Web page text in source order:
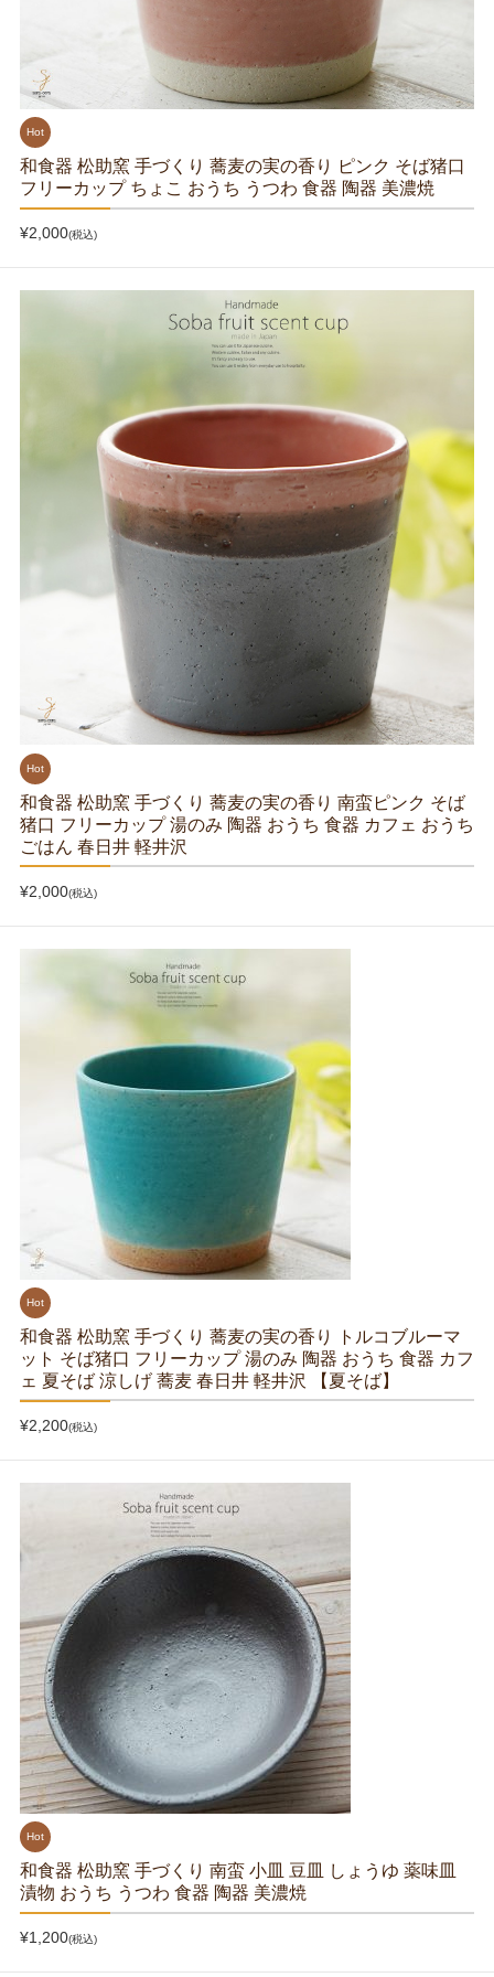
Hot
和食器 松助窯 手づくり 蕎麦の実の香り ピンク そば猪口
フリーカップ ちょこ おうち うつわ 食器 陶器 美濃焼
¥2,000(税込)
Hot
和食器 松助窯 手づくり 蕎麦の実の香り 南蛮ピンク そば
猪口 フリーカップ 湯のみ 陶器 おうち 食器 カフェ おうち
ごはん 春日井 軽井沢
¥2,000(税込)
Hot
和食器 松助窯 手づくり 蕎麦の実の香り トルコブルーマ
ット そば猪口 フリーカップ 湯のみ 陶器 おうち 食器 カフ
ェ 夏そば 涼しげ 蕎麦 春日井 軽井沢 【夏そば】
¥2,200(税込)
Hot
和食器 松助窯 手づくり 南蛮 小皿 豆皿 しょうゆ 薬味皿
漬物 おうち うつわ 食器 陶器 美濃焼
¥1,200(税込)